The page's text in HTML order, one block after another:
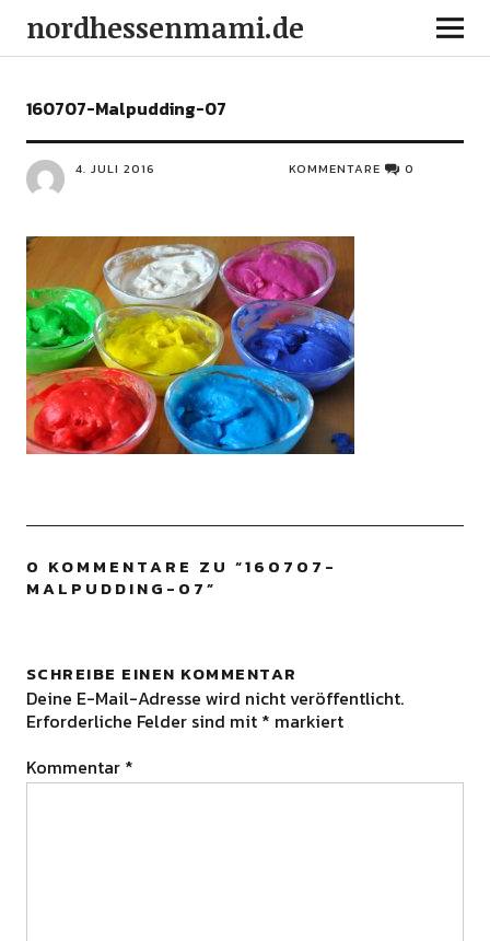
nordhessenmami.de
160707-Malpudding-07
4. JULI 2016 KOMMENTARE 0
0 KOMMENTARE ZU “160707-
MALPUDDING-07”
SCHREIBE EINEN KOMMENTAR
Deine E-Mail-Adresse wird nicht veröffentlicht.
Erforderliche Felder sind mit * markiert
Kommentar *